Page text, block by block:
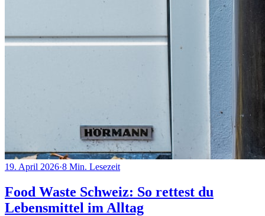
19. April 2026·8 Min. Lesezeit
Food Waste Schweiz: So rettest du
Lebensmittel im Alltag